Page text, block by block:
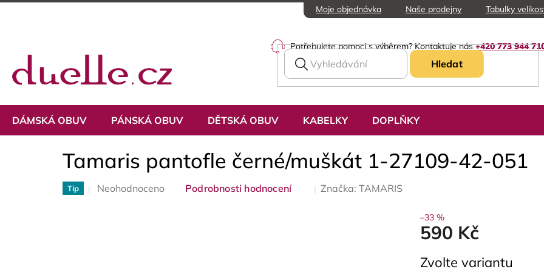
Přejít
Moje objednávka Naše prodejny Tabulky
Potřebujete pomoci s výběrem? Kontaktuje nás+420 773 944
Hledat
DÁMSKÁ OBUV PÁNSKÁ OBUV DĚTSKÁ OBUV KABELKY DOPLŇKY
Tamaris pantofle černé/muškát 1-27109-42-051
Tip
Průměrné
Neohodnoceno Podrobnosti hodnocení Značka:TAMARIS
–33 %
590 Kč
cena:
Zvolte variantu